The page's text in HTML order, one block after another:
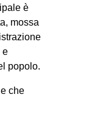
è
mossa
e
popolo.
che